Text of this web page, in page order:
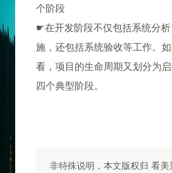
个阶段
☛在开发阶段不仅包括系统分
施，还包括系统验收等工作。
看，项目的生命周期又划分为
四个典型阶段。